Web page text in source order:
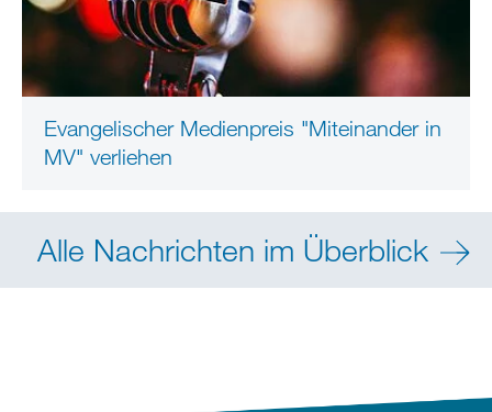
Evangelischer Medienpreis "Miteinander in
MV" verliehen
Alle Nachrichten im Überblick